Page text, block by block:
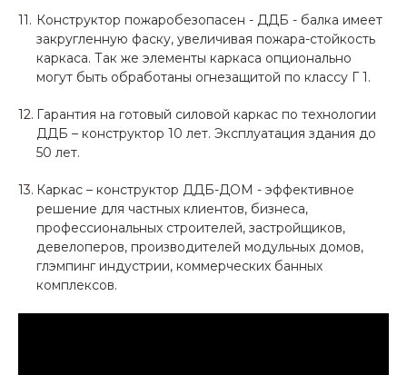
Конструктор пожаробезопасен - ДДБ - балка имеет
закругленную фаску, увеличивая пожара-стойкость
каркаса. Так же элементы каркаса опционально
могут быть обработаны огнезащитой по классу Г 1.
Гарантия на готовый силовой каркас по технологии
ДДБ – конструктор 10 лет. Эксплуатация здания до
50 лет.
Каркас – конструктор ДДБ-ДОМ - эффективное
решение для частных клиентов, бизнеса,
профессиональных строителей, застройщиков,
девелоперов, производителей модульных домов,
глэмпинг индустрии, коммерческих банных
комплексов.